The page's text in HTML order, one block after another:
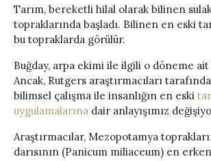
Tarım, bereketli hilal olarak bilinen
topraklarında başladı. Bilinen en eski
bu topraklarda görülür.
Buğday, arpa ekimi ile ilgili o döneme
Ancak, Rutgers araştırmacıları
bilimsel çalışma ile insanlığın en eski
uygulamalarına dair anlayışımız
Araştırmacılar, Mezopotamya
darısının (Panicum miliaceum) en